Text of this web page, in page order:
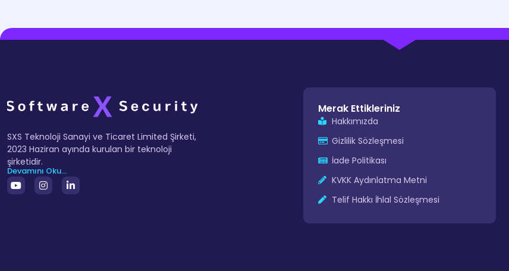
SXS Teknoloji Sanayi ve Ticaret Limited Şirketi,
2023 Haziran ayında kurulan bir teknoloji
şirketidir.
Devamını Oku...
Merak Ettikleriniz
Hakkımızda
Gizlilik Sözleşmesi
İade Politikası
KVKK Aydınlatma Metni
Telif Hakkı İhlal Sözleşmesi